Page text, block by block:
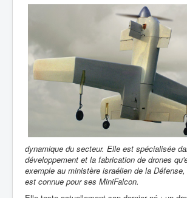
dynamique du secteur. Elle est spécialisée
développement et la fabrication de drones
exemple au ministère israélien de la
est connue pour ses MiniFalcon.